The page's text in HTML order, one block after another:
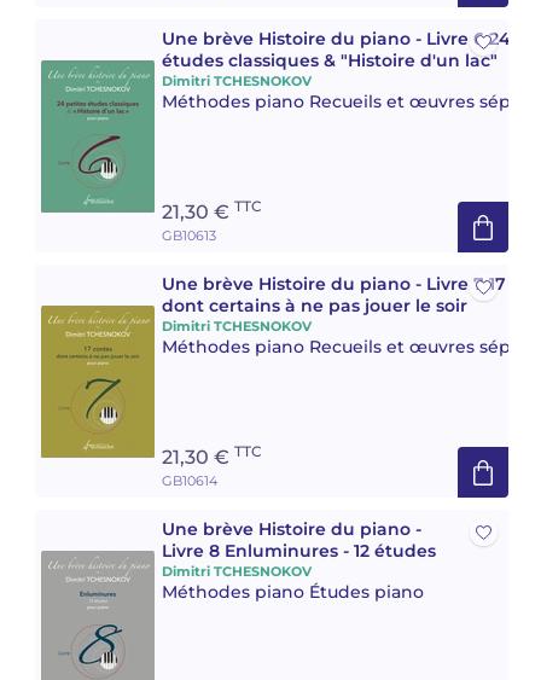
Une brève Histoire du piano - Livre 6 24
études classiques & "Histoire d'un lac"
Dimitri TCHESNOKOV
Méthodes piano Recueils et œuvres
21,30 € TTC
GB10613
Une brève Histoire du piano - Livre 7 17
dont certains à ne pas jouer le soir
Dimitri TCHESNOKOV
Méthodes piano Recueils et œuvres
21,30 € TTC
GB10614
Une brève Histoire du piano -
Livre 8 Enluminures - 12 études
Dimitri TCHESNOKOV
Méthodes piano Études piano